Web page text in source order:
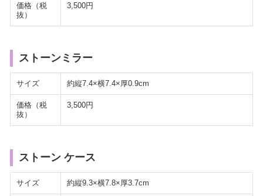
価格（税
抜）
3,500円
ストーンミラー
サイズ 約縦7.4×横7.4×厚0.9cm
価格（税
抜）
3,500円
ストーン ケース
サイズ 約縦9.3×横7.8×厚3.7cm